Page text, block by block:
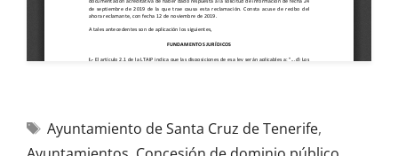
Ayuntamiento de Santa Cruz de Tenerife,